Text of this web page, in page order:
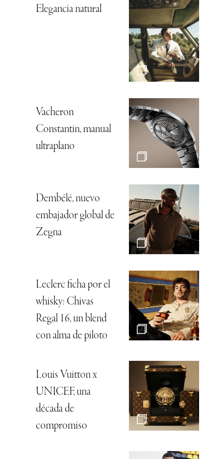
Elegancia natural
Vacheron
Constantin, manual
ultraplano
Dembélé, nuevo
embajador global de
Zegna
Leclerc ficha por el
whisky: Chivas
Regal 16, un blend
con alma de piloto
Louis Vuitton x
UNICEF, una
década de
compromiso